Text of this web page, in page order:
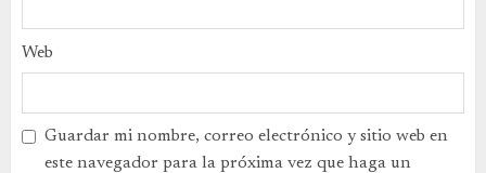
Web
Guardar mi nombre, correo electrónico y sitio web en
este navegador para la próxima vez que haga un